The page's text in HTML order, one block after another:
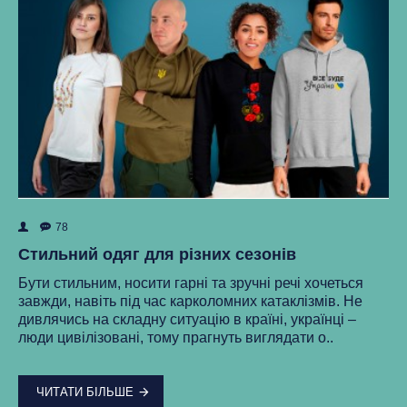
78
Стильний одяг для різних сезонів
Бути стильним, носити гарні та зручні речі хочеться
завжди, навіть під час карколомних катаклізмів. Не
дивлячись на складну ситуацію в країні, українці –
люди цивілізовані, тому прагнуть виглядати о..
ЧИТАТИ БІЛЬШЕ